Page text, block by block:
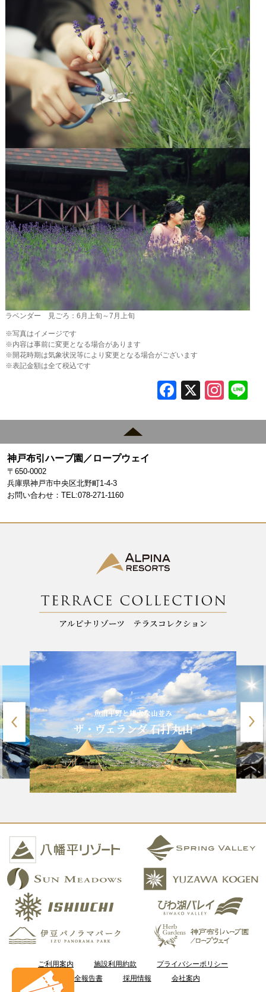
ラベンダー 見ごろ：6月上旬～7月上旬
※写真はイメージです
※内容は事前に変更となる場合があります
※開花時期は気象状況等により変更となる場合がございます
※表記金額は全て税込です
F
e
k
X In
gr
神戸布引ハーブ園／ロープウェイ
〒650-0002
兵庫県神戸市中央区北野町1-4-3
お問い合わせ：TEL:078-271-1160
魚沼平野と雄大な山並み
ザ・ヴェランダ 石打丸山
ご利用案内 施設利用約款
プライバシーポリシー
安全報告書
採用情報 会社案内